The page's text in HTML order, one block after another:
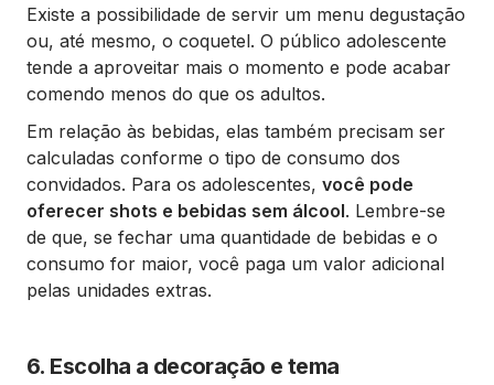
Existe a possibilidade de servir um menu degustação
ou, até mesmo, o coquetel. O público adolescente
tende a aproveitar mais o momento e pode acabar
comendo menos do que os adultos.
Em relação às bebidas, elas também precisam ser
calculadas conforme o tipo de consumo dos
convidados. Para os adolescentes, você pode
oferecer shots e bebidas sem álcool. Lembre-se
de que, se fechar uma quantidade de bebidas e o
consumo for maior, você paga um valor adicional
pelas unidades extras.
6. Escolha a decoração e tema